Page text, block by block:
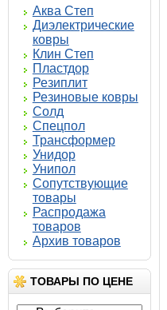
Аква Степ
Диэлектрические
ковры
Клин Степ
Пластдор
Резиплит
Резиновые ковры
Солд
Спецпол
Трансформер
Унидор
Унипол
Сопутствующие
товары
Распродажа
товаров
Архив товаров
ТОВАРЫ ПО ЦЕНЕ